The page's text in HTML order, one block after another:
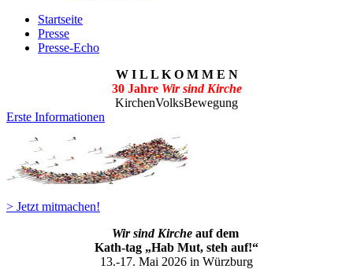
Startseite
Presse
Presse-Echo
W I L L K O M M E N
30 Jahre Wir sind Kirche
KirchenVolksBewegung
Erste Informationen
> Jetzt mitmachen!
Wir sind Kirche auf dem
Kath-tag „Hab Mut, steh auf!“
13.-17. Mai 2026 in Würzburg